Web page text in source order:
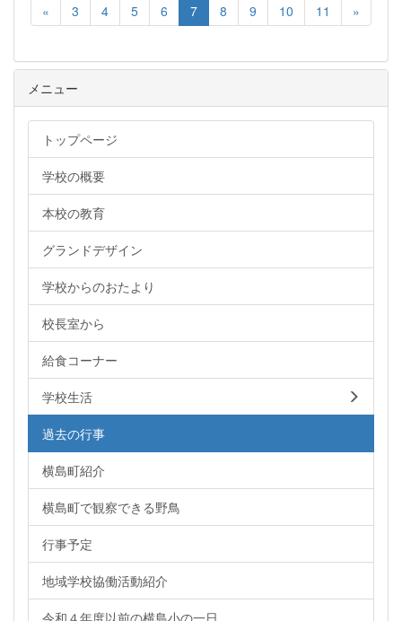
« 3 4 5 6 7 8 9 10 11 »
メニュー
トップページ
学校の概要
本校の教育
グランドデザイン
学校からのおたより
校長室から
給食コーナー
学校生活
過去の行事
横島町紹介
横島町で観察できる野鳥
行事予定
地域学校協働活動紹介
令和４年度以前の横島小の一日